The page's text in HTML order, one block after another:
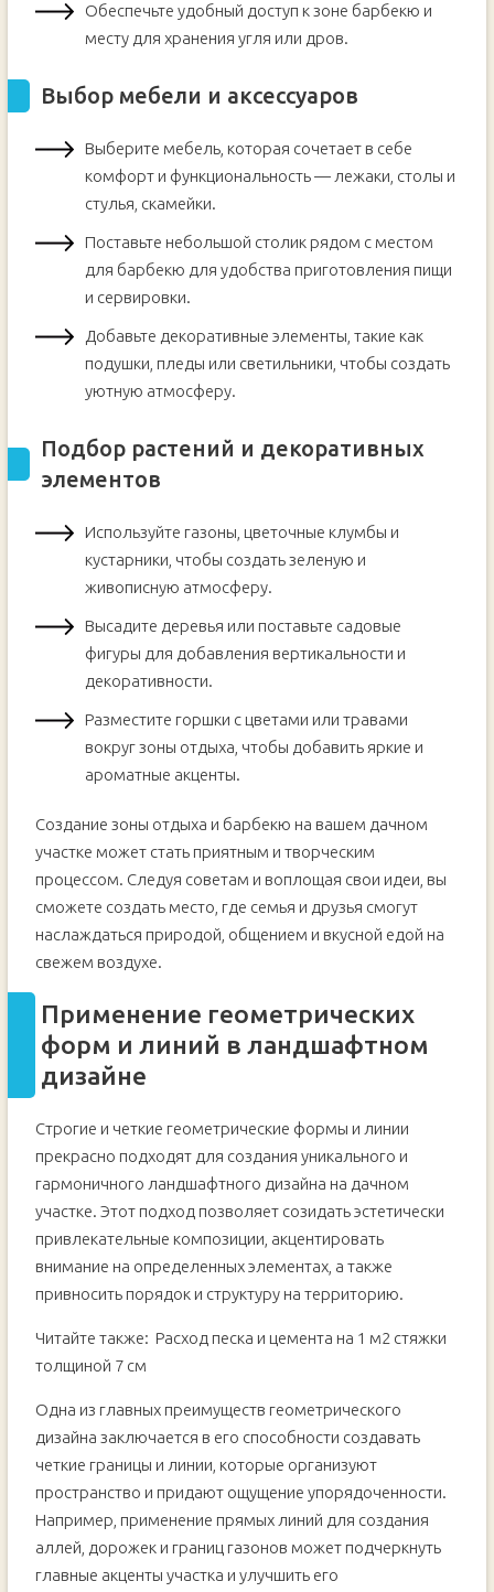
Обеспечьте удобный доступ к зоне барбекю и
месту для хранения угля или дров.
Выбор мебели и аксессуаров
Выберите мебель, которая сочетает в себе
комфорт и функциональность — лежаки, столы и
стулья, скамейки.
Поставьте небольшой столик рядом с местом
для барбекю для удобства приготовления пищи
и сервировки.
Добавьте декоративные элементы, такие как
подушки, пледы или светильники, чтобы создать
уютную атмосферу.
Подбор растений и декоративных
элементов
Используйте газоны, цветочные клумбы и
кустарники, чтобы создать зеленую и
живописную атмосферу.
Высадите деревья или поставьте садовые
фигуры для добавления вертикальности и
декоративности.
Разместите горшки с цветами или травами
вокруг зоны отдыха, чтобы добавить яркие и
ароматные акценты.
Создание зоны отдыха и барбекю на вашем дачном
участке может стать приятным и творческим
процессом. Следуя советам и воплощая свои идеи, вы
сможете создать место, где семья и друзья смогут
наслаждаться природой, общением и вкусной едой на
свежем воздухе.
Применение геометрических
форм и линий в ландшафтном
дизайне
Строгие и четкие геометрические формы и линии
прекрасно подходят для создания уникального и
гармоничного ландшафтного дизайна на дачном
участке. Этот подход позволяет созидать эстетически
привлекательные композиции, акцентировать
внимание на определенных элементах, а также
привносить порядок и структуру на территорию.
Читайте также: Расход песка и цемента на 1 м2 стяжки
толщиной 7 см
Одна из главных преимуществ геометрического
дизайна заключается в его способности создавать
четкие границы и линии, которые организуют
пространство и придают ощущение упорядоченности.
Например, применение прямых линий для создания
аллей, дорожек и границ газонов может подчеркнуть
главные акценты участка и улучшить его